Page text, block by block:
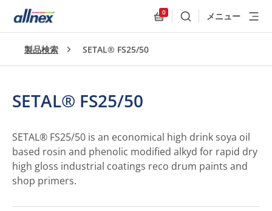
0
検索 メニュー
製品検索 SETAL® FS25/50
SETAL® FS25/50
SETAL® FS25/50 is an economical high drink soya oil
based rosin and phenolic modified alkyd for rapid dry
high gloss industrial coatings reco drum paints and
shop primers.